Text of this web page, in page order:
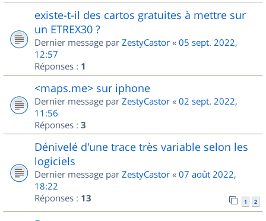
existe-t-il des cartos gratuites à mettre sur
un ETREX30 ?
Dernier message par ZestyCastor « 05 sept. 2022,
12:57
Réponses : 1
<maps.me> sur iphone
Dernier message par ZestyCastor « 02 sept. 2022,
11:56
Réponses : 3
Dénivelé d'une trace très variable selon les
logiciels
Dernier message par ZestyCastor « 07 août 2022,
18:22
Réponses : 13 1 2